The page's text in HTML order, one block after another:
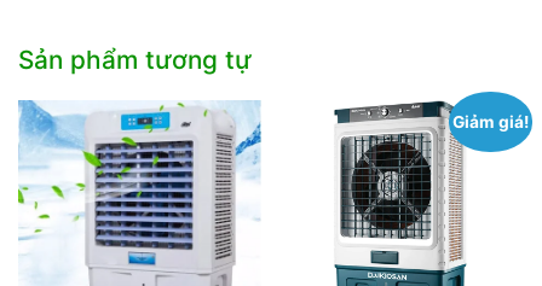
Sản phẩm tương tự
Giảm giá!